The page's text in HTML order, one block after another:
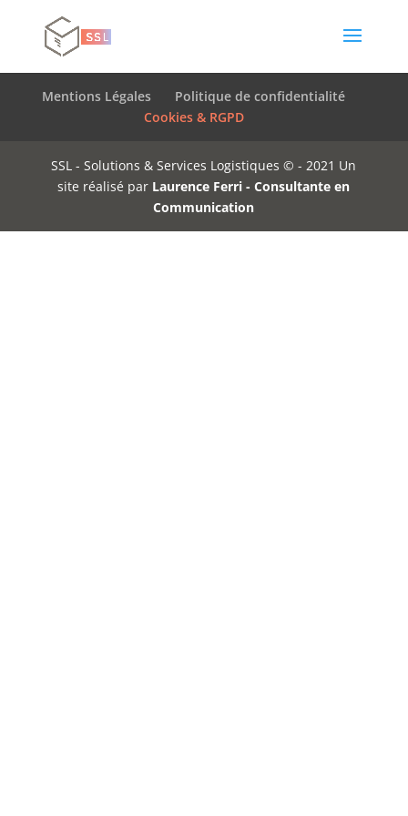
Mentions Légales
Politique de confidentialité
Cookies & RGPD
SSL - Solutions & Services Logistiques © - 2021 Un
site réalisé par Laurence Ferri - Consultante en
Communication